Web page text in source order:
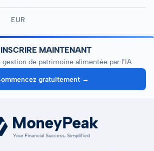
EUR
MAINTENANT
gestion de patrimoine alimentée par l’IA
gratuitement →